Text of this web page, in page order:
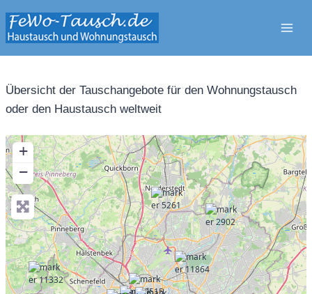
Inhalt
springen
Übersicht der Tauschangebote für den Wohnungstausch
oder den Haustausch weltweit
+
−